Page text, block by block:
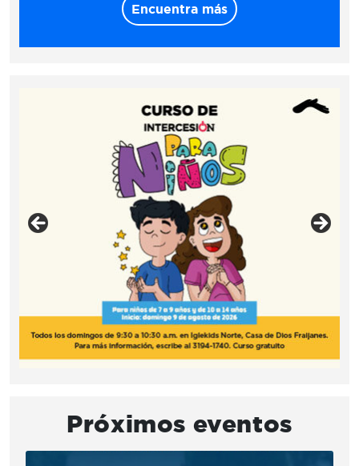
Encuentra más
Próximos eventos